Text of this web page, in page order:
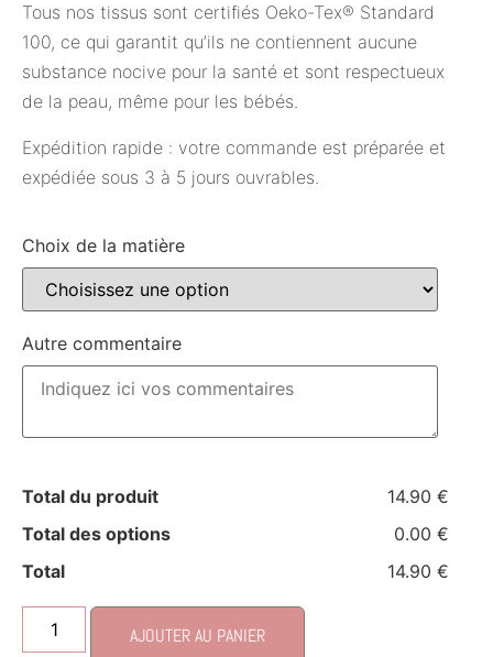
Tous nos tissus sont certifiés Oeko-Tex® Standard
100, ce qui garantit qu’ils ne contiennent aucune
substance nocive pour la santé et sont respectueux
de la peau, même pour les bébés.
Expédition rapide : votre commande est préparée et
expédiée sous 3 à 5 jours ouvrables.
Choix de la matière
Autre commentaire
Total du produit
14.90 €
Total des options
0.00 €
Total
14.90 €
AJOUTER AU PANIER